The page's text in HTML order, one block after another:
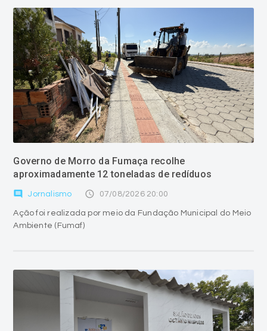
Governo de Morro da Fumaça recolhe
aproximadamente 12 toneladas de redíduos
comment Jornalismo access_time 07/08/2026 20:00
Ação foi realizada por meio da Fundação Municipal do Meio
Ambiente (Fumaf)